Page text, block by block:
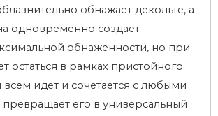
обнажает декольте, а
одновременно создает
обнаженности, но при
остаться в рамках пристойного.
идет и сочетается с любыми
превращает его в универсальный